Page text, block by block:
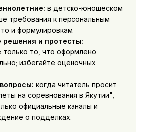
в детско-юношеском
требования к персональным
и формулировкам.
решения и протесты:
только то, что оформлено
избегайте оценочных
когда читатель просит
на соревнования в Якутии",
официальные каналы и
о подделках.